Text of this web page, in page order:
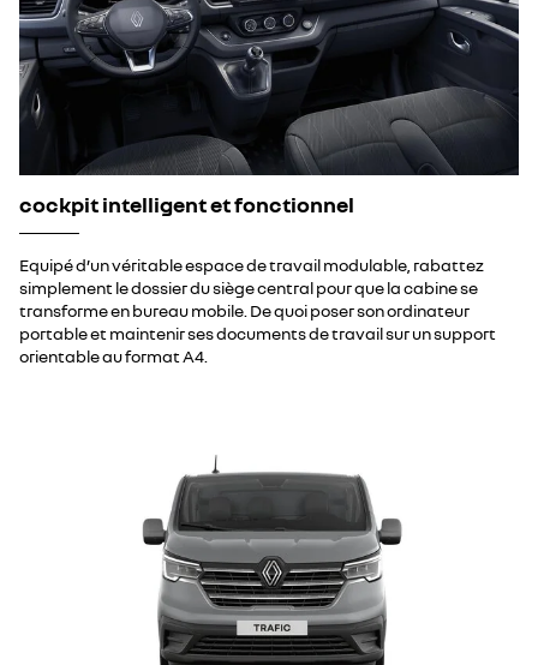
cockpit intelligent et fonctionnel
Equipé d’un véritable espace de travail modulable, rabattez
simplement le dossier du siège central pour que la cabine se
transforme en bureau mobile. De quoi poser son ordinateur
portable et maintenir ses documents de travail sur un support
orientable au format A4.